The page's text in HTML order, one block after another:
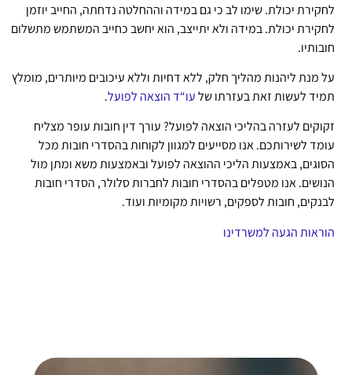
לחקירת יכולת. שימו לב כי גם במידה וההחלטה נדחתה, החייב יוזמן
לחקירת יכולת. במידה ולא יתייצב, הוא יחשב כחייב המשתמש מתשלום
חובותיו.
על מנת ליהנות מהליך חלק, ללא דחיות וללא עיכובים מיותרים, מומלץ
תמיד לעשות זאת בעזרתו שלעו“ד הוצאה לפועל.
זקוקים לעזרה בהליכי הוצאה לפועל? עורך דין חובות עופר מצליח
עומד לשירותכם. אנו מסייעים למגוון לקוחות בהסדרי חובות מכל
הסוגים, באמצעות הליכי ההוצאה לפועל ובאמצעות משא ומתן מול
הנושים. אנו מטפלים בהסדרי חובות לחברות סלולר, הסדרי חובות
לבנקים, חובות לספקים, רשויות מקומיות ועוד.
הוראות הגעה למשרדינו